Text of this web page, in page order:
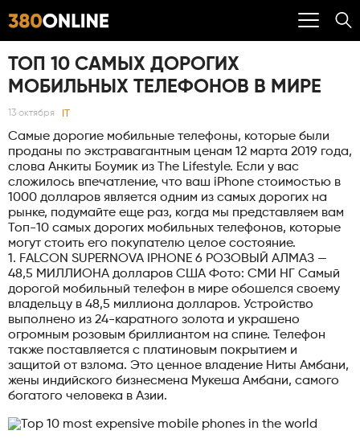
ТОП 10 САМЫХ ДОРОГИХ
МОБИЛЬНЫХ ТЕЛЕФОНОВ В МИРЕ
13 октября IT
Самые дорогие мобильные телефоны, которые были
проданы по экстравагантным ценам 12 марта 2019 года,
слова Анкиты Боумик из The Lifestyle. Если у вас
сложилось впечатление, что ваш iPhone стоимостью в
1000 долларов является одним из самых дорогих на
рынке, подумайте еще раз, когда мы представляем вам
Топ-10 самых дорогих мобильных телефонов, которые
могут стоить его покупателю целое состояние.
1. FALCON SUPERNOVA IPHONE 6 РОЗОВЫЙ АЛМАЗ —
48,5 МИЛЛИОНА долларов США Фото: СМИ НГ Самый
дорогой мобильный телефон в мире обошелся своему
владельцу в 48,5 миллиона долларов. Устройство
выполнено из 24-каратного золота и украшено
огромным розовым бриллиантом на спине. Телефон
также поставляется с платиновым покрытием и
защитой от взлома. Это ценное владение Ниты Амбани,
жены индийского бизнесмена Мукеша Амбани, самого
богатого человека в Азии.